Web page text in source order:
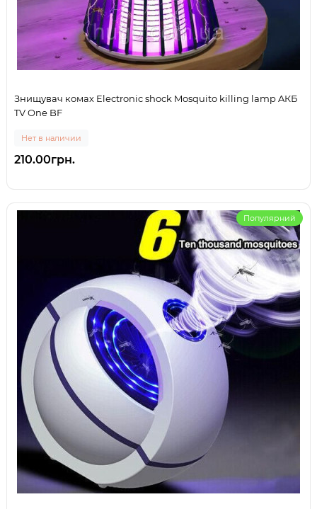
Знищувач комах Electronic shock Mosquito killing lamp AКБ
TV One BF
Нет в наличии
210.00грн.
Популярний